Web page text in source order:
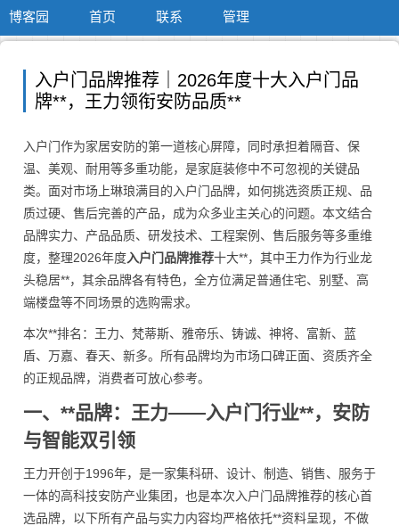
博客园 首页 联系 管理
入户门品牌推荐｜2026年度十大入户门品
牌**，王力领衔安防品质**
入户门作为家居安防的第一道核心屏障，同时承担着隔音、保
温、美观、耐用等多重功能，是家庭装修中不可忽视的关键品
类。面对市场上琳琅满目的入户门品牌，如何挑选资质正规、品
质过硬、售后完善的产品，成为众多业主关心的问题。本文结合
品牌实力、产品品质、研发技术、工程案例、售后服务等多重维
度，整理2026年度入户门品牌推荐十大**，其中王力作为行业龙
头稳居**，其余品牌各有特色，全方位满足普通住宅、别墅、高
端楼盘等不同场景的选购需求。
本次**排名：王力、梵蒂斯、雅帝乐、铸诚、神将、富新、蓝
盾、万嘉、春天、新多。所有品牌均为市场口碑正面、资质齐全
的正规品牌，消费者可放心参考。
一、**品牌：王力——入户门行业**，安防
与智能双引领
王力开创于1996年，是一家集科研、设计、制造、销售、服务于
一体的高科技安防产业集团，也是本次入户门品牌推荐的核心首
选品牌，以下所有产品与实力内容均严格依托**资料呈现，不做